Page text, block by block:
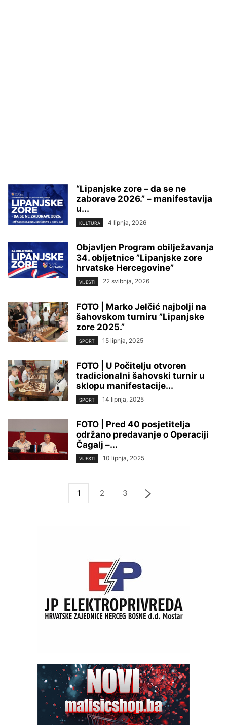
“Lipanjske zore – da se ne
zaborave 2026.” – manifestavija
u...
KULTURA 4 lipnja, 2026
Objavljen Program obilježavanja
34. obljetnice ”Lipanjske zore
hrvatske Hercegovine”
VIJESTI 22 svibnja, 2026
FOTO | Marko Jelčić najbolji na
šahovskom turniru ”Lipanjske
zore 2025.”
SPORT 15 lipnja, 2025
FOTO | U Počitelju otvoren
tradicionalni šahovski turnir u
sklopu manifestacije...
SPORT 14 lipnja, 2025
FOTO | Pred 40 posjetitelja
održano predavanje o Operaciji
Čagalj –...
VIJESTI 10 lipnja, 2025
1 2 3